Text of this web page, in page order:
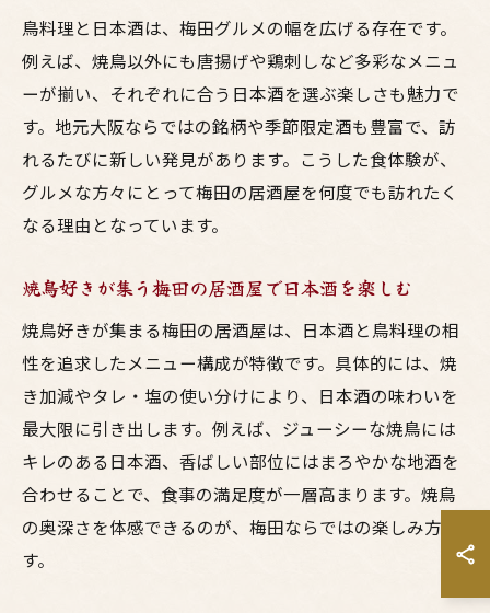
鳥料理と日本酒は、梅田グルメの幅を広げる存在です。
例えば、焼鳥以外にも唐揚げや鶏刺しなど多彩なメニュ
ーが揃い、それぞれに合う日本酒を選ぶ楽しさも魅力で
す。地元大阪ならではの銘柄や季節限定酒も豊富で、訪
れるたびに新しい発見があります。こうした食体験が、
グルメな方々にとって梅田の居酒屋を何度でも訪れたく
なる理由となっています。
焼鳥好きが集う梅田の居酒屋で日本酒を楽しむ
焼鳥好きが集まる梅田の居酒屋は、日本酒と鳥料理の相
性を追求したメニュー構成が特徴です。具体的には、焼
き加減やタレ・塩の使い分けにより、日本酒の味わいを
最大限に引き出します。例えば、ジューシーな焼鳥には
キレのある日本酒、香ばしい部位にはまろやかな地酒を
合わせることで、食事の満足度が一層高まります。焼鳥
の奥深さを体感できるのが、梅田ならではの楽しみ方で
す。